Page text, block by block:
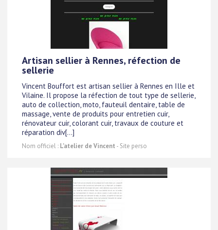
Artisan sellier à Rennes, réfection de
sellerie
Vincent Bouffort est artisan sellier à Rennes en Ille et
Vilaine. Il propose la réfection de tout type de sellerie,
auto de collection, moto, fauteuil dentaire, table de
massage, vente de produits pour entretien cuir,
rénovateur cuir, colorant cuir, travaux de couture et
réparation div[...]
Nom officiel : L'atelier de Vincent - Site perso